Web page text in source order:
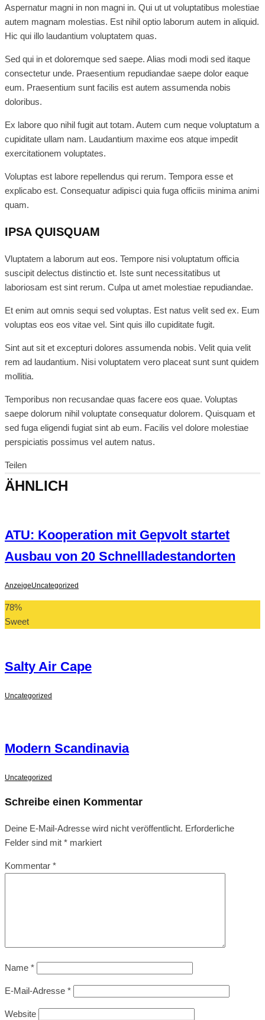
Aspernatur magni in non magni in. Qui ut ut voluptatibus molestiae
autem magnam molestias. Est nihil optio laborum autem in aliquid.
Hic qui illo laudantium voluptatem quas.
Sed qui in et doloremque sed saepe. Alias modi modi sed itaque
consectetur unde. Praesentium repudiandae saepe dolor eaque
eum. Praesentium sunt facilis est autem assumenda nobis
doloribus.
Ex labore quo nihil fugit aut totam. Autem cum neque voluptatum a
cupiditate ullam nam. Laudantium maxime eos atque impedit
exercitationem voluptates.
Voluptas est labore repellendus qui rerum. Tempora esse et
explicabo est. Consequatur adipisci quia fuga officiis minima animi
quam.
IPSA QUISQUAM
Vluptatem a laborum aut eos. Tempore nisi voluptatum officia
suscipit delectus distinctio et. Iste sunt necessitatibus ut
laboriosam est sint rerum. Culpa ut amet molestiae repudiandae.
Et enim aut omnis sequi sed voluptas. Est natus velit sed ex. Eum
voluptas eos eos vitae vel. Sint quis illo cupiditate fugit.
Sint aut sit et excepturi dolores assumenda nobis. Velit quia velit
rem ad laudantium. Nisi voluptatem vero placeat sunt sunt quidem
mollitia.
Temporibus non recusandae quas facere eos quae. Voluptas
saepe dolorum nihil voluptate consequatur dolorem. Quisquam et
sed fuga eligendi fugiat sint ab eum. Facilis vel dolore molestiae
perspiciatis possimus vel autem natus.
Teilen
ÄHNLICH
ATU: Kooperation mit Gepvolt startet
Ausbau von 20 Schnellladestandorten
AnzeigeUncategorized
78%
Sweet
Salty Air Cape
Uncategorized
Modern Scandinavia
Uncategorized
Schreibe einen Kommentar
Deine E-Mail-Adresse wird nicht veröffentlicht. Erforderliche
Felder sind mit * markiert
Kommentar *
Name *
E-Mail-Adresse *
Website